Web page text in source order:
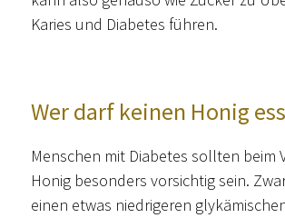
Karies und Diabetes führen.
Wer darf keinen Honig
Menschen mit Diabetes sollten beim
Honig besonders vorsichtig sein.
einen etwas niedrigeren